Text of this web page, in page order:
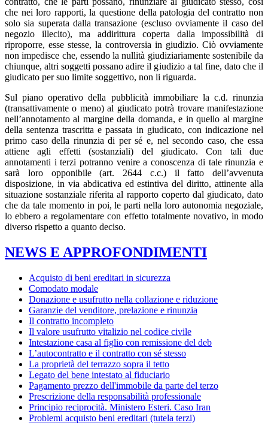
che nei loro rapporti, la questione della patologia del contratto non
solo sia superata dalla transazione (escluso ovviamente il caso del
negozio illecito), ma addirittura coperta dalla impossibilità di
riproporre, esse stesse, la controversia in giudizio. Ciò ovviamente
non impedisce che, essendo la nullità giudiziariamente sostenibile da
chiunque, altri soggetti possano adire il giudizio a tal fine, dato che il
giudicato per suo limite soggettivo, non li riguarda.
Sul piano operativo della pubblicità immobiliare la c.d. rinunzia
(transattivamente o meno) al giudicato potrà trovare manifestazione
nell’annotamento al margine della domanda, e in quello al margine
della sentenza trascritta e passata in giudicato, con indicazione nel
primo caso della rinunzia di per sé e, nel secondo caso, che essa
attiene agli effetti (sostanziali) del giudicato. Con tali due
annotamenti i terzi potranno venire a conoscenza di tale rinunzia e
sarà loro opponibile (art. 2644 c.c.) il fatto dell’avvenuta
disposizione, in via abdicativa ed estintiva del diritto, attinente alla
situazione sostanziale riferita al rapporto coperto dal giudicato, dato
che da tale momento in poi, le parti nella loro autonomia negoziale,
lo ebbero a regolamentare con effetto totalmente novativo, in modo
diverso rispetto a quanto deciso.
NEWS E APPROFONDIMENTI
Acquisto di beni ereditari in sicurezza
Comodato modale
Donazione e usufrutto nella collazione e riduzione
Garanzie del venditore, prelazione e rinunzia
Il contratto incompleto
Il valore usufrutto vitalizio nel codice civile
Intestazione casa al figlio con remissione del deb
L’autocontratto e il contratto con sé stesso
La proprietà del terrazzo sopra il tetto
Legato del bene intestato al fiduciario
Pagamento prezzo dell'immobile da parte del terzo
Prescrizione della responsabilità professionale
Principio reciprocità. Ministero Esteri. Caso Iran
Problemi acquisto beni ereditari (tutela terzi)